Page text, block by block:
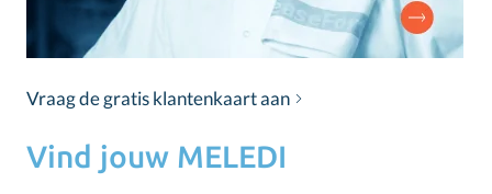
Vraag de gratis klantenkaart aan
Vind jouw MELEDI